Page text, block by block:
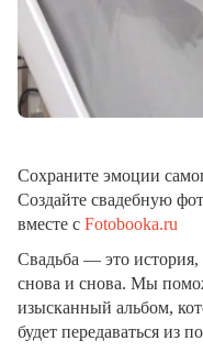
Сохраните эмоции
Создайте свадебную
вместе с Fotobooka.ru
Свадьба — это история,
снова и снова. Мы
изысканный альбом,
будет передаваться из